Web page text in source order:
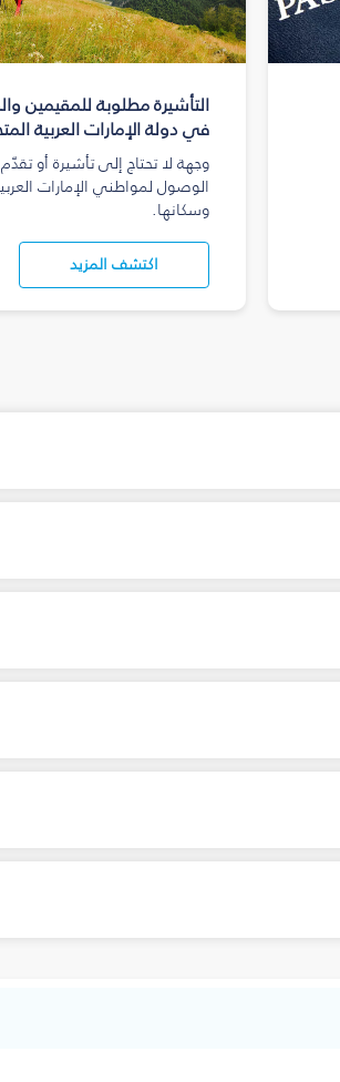
التأشيرة مطلوبة للمقيمين
في دولة الإمارات العربية
وجهة لا تحتاج إلى تأشيرة أو
الوصول لمواطني الإمارات
وسكانها.
اكتشف المزيد